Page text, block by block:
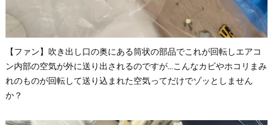
【ファン】吹き出し口の奥にある筒状の部品でこれが回転しエアコ
ン内部の空気が外に送り出されるのですが…こんなカビやホコリまみ
れのものが回転して送り込まれた空気ってだけでゾッとしません
か？